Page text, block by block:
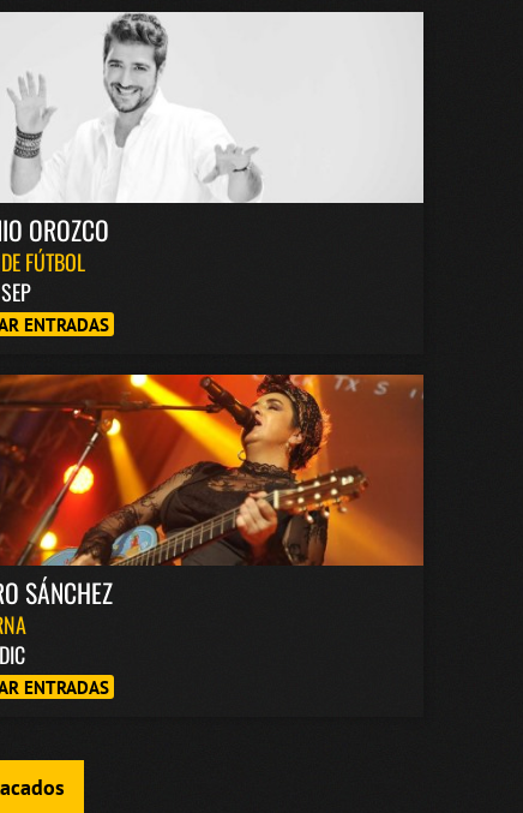
OROZCO
FÚTBOL
ENTRADAS
SÁNCHEZ
ENTRADAS